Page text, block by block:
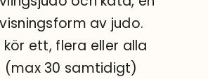
av judo.
kör ett, flera eller alla
(max 30 samtidigt)